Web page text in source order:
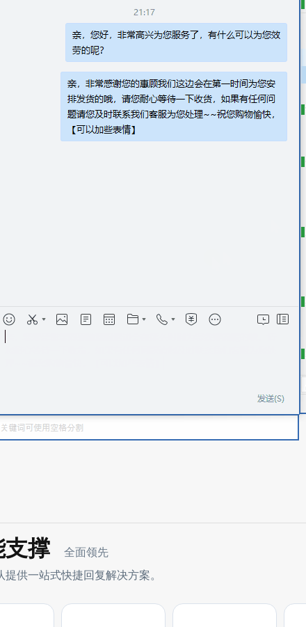
支撑 全面领先
供一站式快捷回复解决方案。